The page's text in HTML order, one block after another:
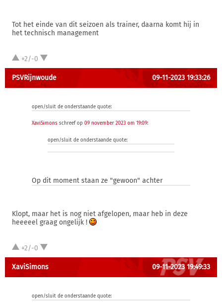
Tot het einde van dit seizoen als trainer, daarna komt hij in
het technisch management
+2/-0
PSVRijnwoude 09-11-2023 19:33:26
open/sluit de onderstaande quote:
XaviSimons schreef op 09 november 2023 om 19:09:
open/sluit de onderstaande quote:
Op dit moment staan ze "gewoon" achter
Klopt, maar het is nog niet afgelopen, maar heb in deze
heeeeel graag ongelijk !
+2/-0
XaviSimons 09-11-2023 19:49:33
open/sluit de onderstaande quote: